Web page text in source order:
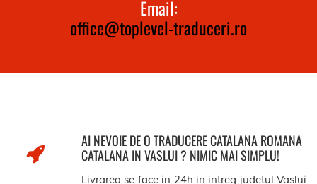
Email:
office@toplevel-traduceri.ro
AI NEVOIE DE O TRADUCERE CATALANA ROMANA
CATALANA IN VASLUI ? NIMIC MAI SIMPLU!
Livrarea se face in 24h in intreg judetul Vaslui